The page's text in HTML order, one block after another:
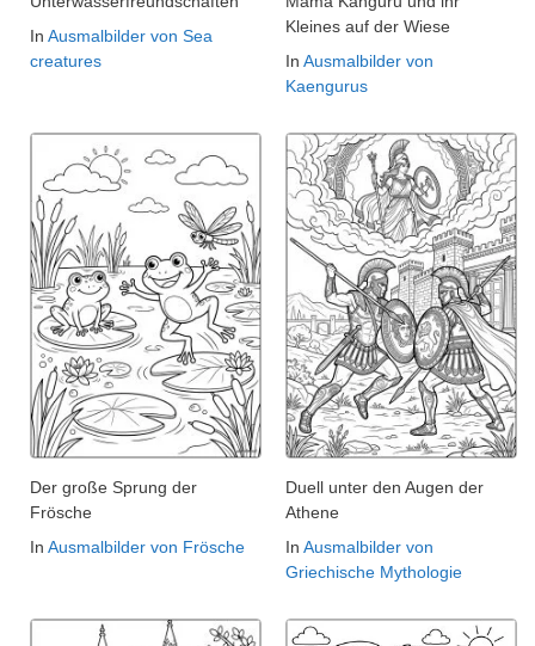
In Ausmalbilder von Sea
creatures
Kleines auf der Wiese
In Ausmalbilder von
Kaengurus
Der große Sprung der
Frösche
In Ausmalbilder von Frösche
Duell unter den Augen der
Athene
In Ausmalbilder von
Griechische Mythologie